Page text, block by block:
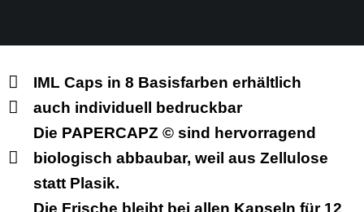
IML Caps in 8 Basisfarben erhältlich
auch individuell bedruckbar
Die PAPERCAPZ © sind hervorragend
biologisch abbaubar, weil aus Zellulose
statt Plasik.
Die Frische bleibt bei allen Kapseln für 12